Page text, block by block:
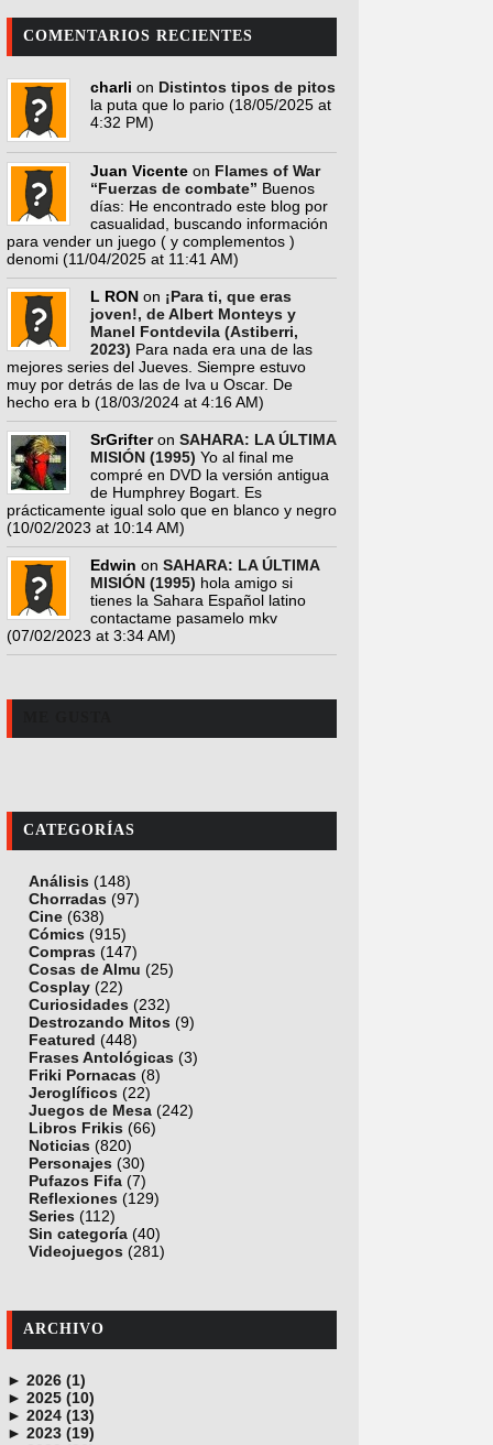
COMENTARIOS RECIENTES
charli on Distintos tipos de pitos
la puta que lo pario (18/05/2025 at
4:32 PM)
Juan Vicente on Flames of War
“Fuerzas de combate” Buenos
días: He encontrado este blog por
casualidad, buscando información
para vender un juego ( y complementos )
denomi (11/04/2025 at 11:41 AM)
L RON on ¡Para ti, que eras
joven!, de Albert Monteys y
Manel Fontdevila (Astiberri,
2023) Para nada era una de las
mejores series del Jueves. Siempre estuvo
muy por detrás de las de Iva u Oscar. De
hecho era b (18/03/2024 at 4:16 AM)
SrGrifteron SAHARA: LA ÚLTIMA
MISIÓN (1995) Yo al final me
compré en DVD la versión antigua
de Humphrey Bogart. Es
prácticamente igual solo que en blanco y negro
(10/02/2023 at 10:14 AM)
Edwin on SAHARA: LA ÚLTIMA
MISIÓN (1995) hola amigo si
tienes la Sahara Español latino
contactame pasamelo mkv
(07/02/2023 at 3:34 AM)
CATEGORÍAS
Análisis (148)
Chorradas (97)
Cine (638)
Cómics (915)
Compras (147)
Cosas de Almu (25)
Cosplay (22)
Curiosidades (232)
Destrozando Mitos (9)
Featured (448)
Frases Antológicas (3)
Friki Pornacas (8)
Jeroglíficos (22)
Juegos de Mesa (242)
Libros Frikis (66)
Noticias (820)
Personajes (30)
Pufazos Fifa (7)
Reflexiones (129)
Series (112)
Sin categoría (40)
Videojuegos (281)
ARCHIVO
► 2026 (1)
junio (1)
► 2025 (10)
noviembre (1)
octubre (1)
► 2024 (13)
diciembre (4)
► 2023 (19)